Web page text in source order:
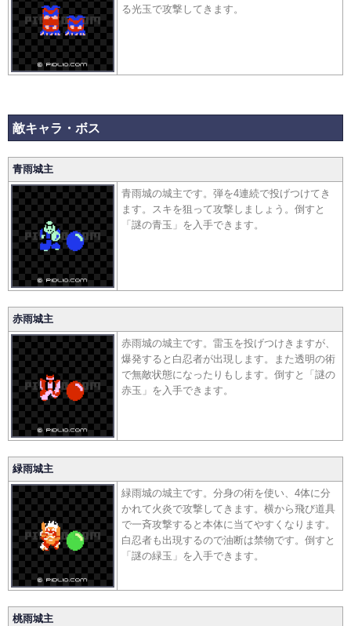
る光玉で攻撃してきます。
敵キャラ・ボス
青雨城主
青雨城の城主です。弾を4連続で投げつけてき
ます。スキを狙って攻撃しましょう。倒すと
「謎の青玉」を入手できます。
赤雨城主
赤雨城の城主です。雷玉を投げつけきますが、
爆発すると白忍者が出現します。また透明の術
で無敵状態になったりもします。倒すと「謎の
赤玉」を入手できます。
緑雨城主
緑雨城の城主です。分身の術を使い、4体に分
かれて火炎で攻撃してきます。横から飛び道具
で一斉攻撃すると本体に当てやすくなります。
白忍者も出現するので油断は禁物です。倒すと
「謎の緑玉」を入手できます。
桃雨城主